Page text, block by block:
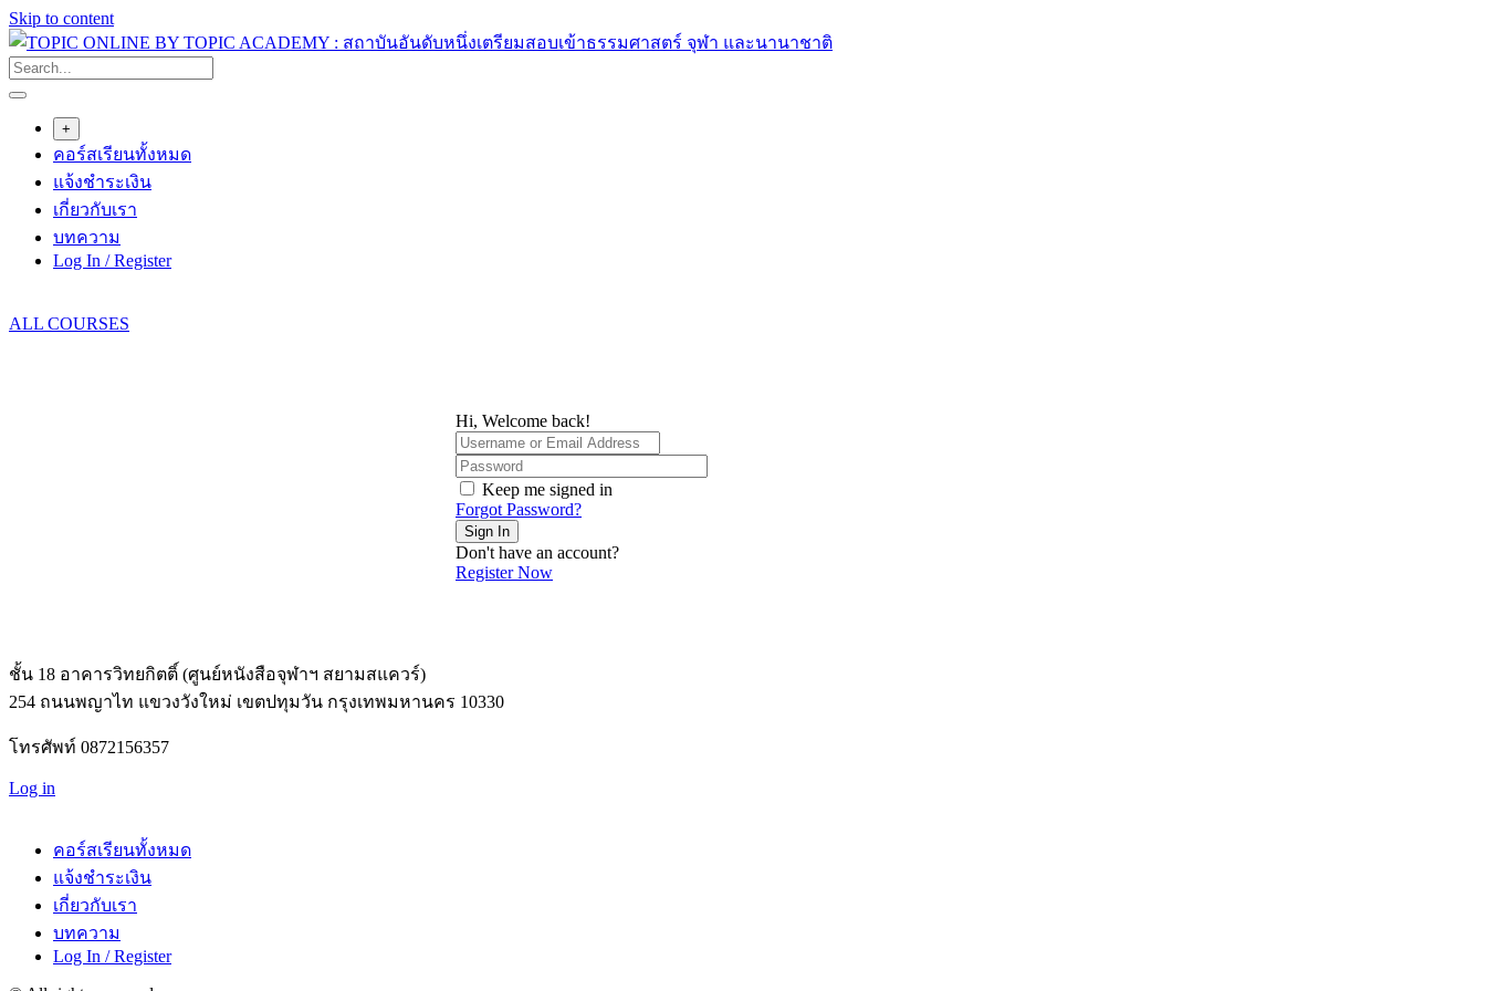
Skip to content
+
คอร์สเรียนทั้งหมด
แจ้งชำระเงิน
เกี่ยวกับเรา
บทความ
Log In / Register
ALL COURSES
Hi, Welcome back!
Keep me signed in
Forgot Password?
Sign In
Don't have an account?
Register Now
ชั้น 18 อาคารวิทยกิตติ์ (ศูนย์หนังสือจุฬาฯ สยามสแควร์)
254 ถนนพญาไท แขวงวังใหม่ เขตปทุมวัน กรุงเทพมหานคร 10330
โทรศัพท์ 0872156357
Log in
คอร์สเรียนทั้งหมด
แจ้งชำระเงิน
เกี่ยวกับเรา
บทความ
Log In / Register